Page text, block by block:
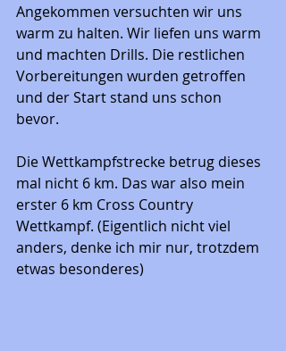
Angekommen versuchten wir uns
warm zu halten. Wir liefen uns warm
und machten Drills. Die restlichen
Vorbereitungen wurden getroffen
und der Start stand uns schon
bevor.
Die Wettkampfstrecke betrug dieses
mal nicht 6 km. Das war also mein
erster 6 km Cross Country
Wettkampf. (Eigentlich nicht viel
anders, denke ich mir nur, trotzdem
etwas besonderes)